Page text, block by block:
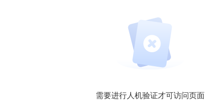
需要进行人机验证才可访问页面